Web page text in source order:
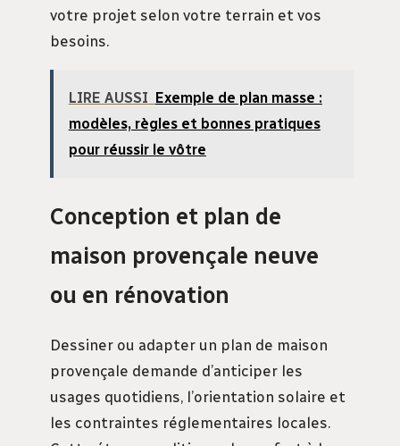
votre projet selon votre terrain et vos
besoins.
LIRE AUSSI Exemple de plan masse :
modèles, règles et bonnes pratiques
pour réussir le vôtre
Conception et plan de
maison provençale neuve
ou en rénovation
Dessiner ou adapter un plan de maison
provençale demande d’anticiper les
usages quotidiens, l’orientation solaire et
les contraintes réglementaires locales.